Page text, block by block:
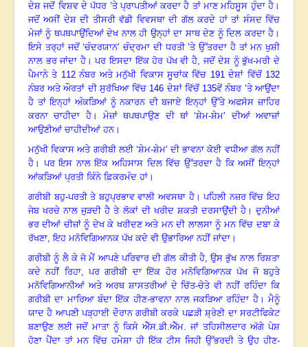
ਦੇਸ਼ ਜਦੋਂ ਵਿਸ਼ਵ ਦੇ ਪੱਧਰ ’ਤੇ ਪ੍ਰਾਪਤੀਆਂ ਕਰਦਾ ਹੈ ਤਾਂ ਮਾਣ ਮਹਿਸੂਸ ਹੁੰਦਾ ਹੈ ।
ਜਦੋਂ ਅਸੀਂ ਦੇਸ਼ ਦੀ ਤੀਸਰੀ ਵੱਡੀ ਵਿਵਸਥਾ ਦੀ ਗੱਲ ਕਰਦੇ ਹਾਂ ਤਾਂ ਸੰਸਦ ਵਿੱਚ
ਮੇਜਾਂ ਨੂੰ ਥਪਥਪਾਉਂਦਿਆਂ ਦੇਖ ਨਾਲ ਹੀ ਉਨ੍ਹਾਂ ਦਾ ਸਾਥ ਦੇਣ ਨੂੰ ਦਿਲ ਕਰਦਾ ਹੈ ।
ਇਸੇ ਤਰ੍ਹਾਂ ਜਦੋਂ ‘ਚੰਦਰਯਾਨ’ ਚੰਦ੍ਰਮਾ ਦੀ ਧਰਤੀ ’ਤੇ ਉੱਤਰਦਾ ਹੈ ਤਾਂ ਮਨ ਖੁਸ਼ੀ
ਨਾਲ ਭਰ ਜਾਂਦਾ ਹੈ।ਪਰ ਇਸਦਾ ਇੱਕ ਹੋਰ ਪੱਖ ਵੀ ਹੈ, ਜਦੋਂ ਦੇਸ਼ ਨੂੰ ਭੁੱਖ-ਮਰੀ ਦੇ
ਪੈਮਾਨੇ ਤੇ 112ਨੰਬਰ ਅਤੇ ਮਨੁੱਖੀ ਵਿਕਾਸ ਸੂਚਾਂਕ ਵਿੱਚ 191ਦੇਸ਼ਾਂ ਵਿੱਚੋਂ 132
ਨੰਬਰ ਅਤੇ ਔਰਤਾਂ ਦੀ ਸੁਰੱਖਿਆ ਵਿੱਚ 146 ਦੇਸ਼ਾਂ ਵਿੱਚੋਂ 135ਵੇਂ ਨੰਬਰ ’ਤੇ ਆਉਂਦਾ
ਹੈ ਤਾਂ ਇਨ੍ਹਾਂ ਅੰਕੜਿਆਂ ਨੂੰ ਨਕਾਰਨ ਦੀ ਬਜਾਏ ਇਨ੍ਹਾਂ ਉੱਤੇ ਅਫਸੋਸ ਜ਼ਾਹਿਰ
ਕਰਨਾ ਚਾਹੀਦਾ ਹੈ।ਮੇਜ਼ਾਂ ਥਪਥਪਾਉਣ ਦੀ ਥਾਂ ‘ਸ਼ੇਮ-ਸ਼ੇਮ’ ਦੀਆਂ ਅਵਾਜ਼ਾਂ
ਆਉਣੀਆਂ ਚਾਹੀਦੀਆਂ ਹਨ।
ਮਨੁੱਖੀ ਵਿਕਾਸ ਅਤੇ ਗਰੀਬੀ ਲਈ ‘ਸ਼ੇਮ-ਸ਼ੇਮ’ ਦੀ ਭਾਵਨਾ ਕੋਈ ਵਧੀਆ ਗੱਲ ਨਹੀਂ
ਹੈ । ਪਰ ਇਸ ਨਾਲ ਇੱਕ ਅਹਿਸਾਸ ਦਿਲ ਵਿੱਚ ਉੱਤਰਦਾ ਹੈ ਕਿ ਅਸੀਂ ਇਨ੍ਹਾਂ
ਆਂਕੜਿਆਂ ਪ੍ਰਤੀ ਕਿੰਨੇ ਫ਼ਿਕਰਮੰਦ ਹਾਂ ।
ਗਰੀਬੀ ਬਹੁ-ਪਰਤੀ ਤੇ ਬਹੁਪ੍ਰਭਾਵ ਵਾਲੀ ਅਵਸਥਾ ਹੈ।ਪਹਿਲੀ ਨਜ਼ਰ ਵਿੱਚ ਇਹ
ਜੇਬ ਖਰਚੇ ਨਾਲ ਜੁੜਦੀ ਹੈ ਤੇ ਲੋਕਾਂ ਦੀ ਖਰੀਦ ਸ਼ਕਤੀ ਦਰਸਾਉਂਦੀ ਹੈ।ਦੁਨੀਆਂ
ਭਰ ਦੀਆਂ ਚੀਜ਼ਾਂ ਨੂੰ ਦੇਖ ਕੇ ਖਰੀਦਣ ਅਤੇ ਮਨ ਦੀ ਲਾਲਸਾ ਨੂੰ ਮਨ ਵਿੱਚ ਦਬਾ ਕੇ
ਰੱਖਣਾ,ਇਹ ਮਨੋਵਿਗਿਆਨਕ ਪੱਖ ਕਦੇ ਵੀ ਉਭਾਰਿਆ ਨਹੀਂ ਜਾਂਦਾ ।
ਗਰੀਬੀ ਨੂੰ ਲੈ ਕੇ ਜੋ ਮੈਂ ਆਪਣੇ ਪਰਿਵਾਰ ਦੀ ਗੱਲ ਕੀਤੀ ਹੈ,ਉਸ ਭੁੱਖ ਨਾਲ ਰਿਸ਼ਤਾ
ਕਦੇ ਨਹੀਂ ਰਿਹਾ,ਪਰ ਗਰੀਬੀ ਦਾ ਇੱਕ ਹੋਰ ਮਨੋਵਿਗਿਆਨਕ ਪੱਖ ਜੋ ਬਹੁਤੇ
ਮਨੋਵਿਗਿਆਨੀਆਂ ਅਤੇ ਅਰਥ ਸ਼ਾਸਤਰੀਆਂ ਦੇ ਚਿੱਤ-ਚੇਤੇ ਵੀ ਨਹੀਂ ਰਹਿੰਦਾ ਕਿ
ਗਰੀਬੀ ਦਾ ਮਾਰਿਆ ਬੰਦਾ ਇੱਕ ਹੀਣ-ਭਾਵਨਾ ਨਾਲ ਜਕੜਿਆ ਰਹਿੰਦਾ ਹੈ। ਮੈਨੂੰ
ਯਾਦ ਹੈ ਆਪਣੀ ਪੜ੍ਹਾਈ ਦੌਰਾਨ ਗਰੀਬੀ ਕਰਕੇ ਪਛੜੀ ਸ਼੍ਰੇਣੀ ਦਾ ਸਰਟੀਫਿਕੇਟ
ਬਣਾਉਣ ਲਈ ਜਦੋਂ ਮਾਤਾ ਨੂੰ ਕਿਸੇ ਐੱਸ.ਡੀ.ਐੱਮ. ਜਾਂ ਤਹਿਸੀਲਦਾਰ ਅੱਗੇ ਪੇਸ਼
ਹੋਣਾ ਪੈਂਦਾ ਤਾਂ ਮਨ ਵਿੱਚ ਹਮੇਸ਼ਾ ਹੀ ਇੱਕ ਟੀਸ ਜਿਹੀ ਉੱਭਰਦੀ ਤੇ ਉਹ ਹੀਣ-